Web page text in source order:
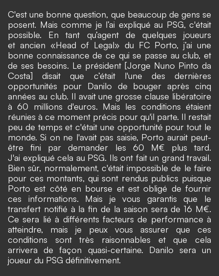
C'est une bonne question, que beaucoup de gens se
posent. Mais comme je l’ai expliqué au PSG, c'était
possible. En tant qu’agent de quelques joueurs
et ancien «Head of Legal» du FC Porto, j’ai une
bonne connaissance de ce qui se passe au club, et
de ses besoins. Le président [Jorge Nuno Pinto da
Costa] disait que c’était l'une des dernières
opportunités pour Danilo de bouger après cinq
années au club. Il avait une grosse clause libératoire
à 60 millions d'euros. Mais les conditions étaient
réunies à ce moment précis pour qu'il parte. Il restait
peu de temps et c'était une opportunité pour tout le
monde. Si on ne l'avait pas saisie, Porto aurait peut-
être fini par demander les 60 M€ plus tard.
J'ai expliqué cela au PSG. Ils ont fait un grand travail.
Bien sûr, normalement, c'était impossible de le faire
pour ces montants, qui sont rendus publics puisque
Porto est côté en bourse et est obligé de fournir
ces informations. Mais je vous garantis que le
transfert notifié à la fin de la saison sera de 16 M€.
Ce sera lié à différents facteurs de performance à
atteindre, mais je peux vous assurer que ces
conditions sont très raisonnables et que cela
arrivera de façon quasi-certaine. Danilo sera un
joueur du PSG définitivement.